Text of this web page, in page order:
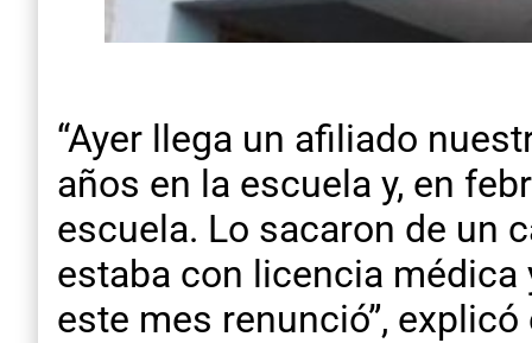
“Ayer llega un afiliado
años en la escuela y, en
escuela. Lo sacaron de un
estaba con licencia médica
este mes renunció”,